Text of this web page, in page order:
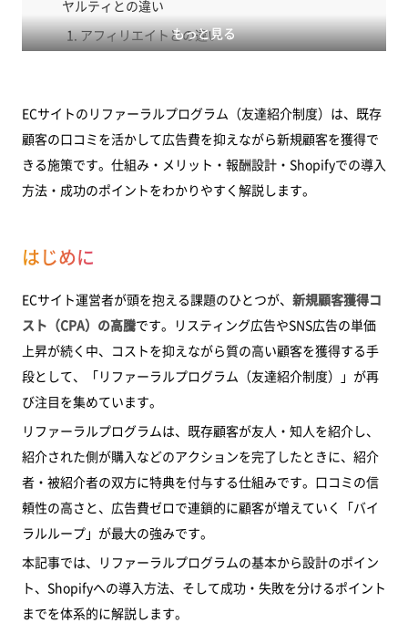
もっと見る
ヤルティとの違い
アフィリエイトとの違い
1. 新規顧客獲得コスト（CPA）を大幅に削減が期
待できる
2. 口コミの信頼性が購買決定を後押しする
4. バイラルループで自律的な成長が生まれる
成功するリファーラルプログラムの設計：6つのポイ
ント
1. 紹介者・被紹介者の双方に報酬を付与する
2. 紹介リンクの発行・共有を極力シンプルにする
3. プログラムのKPIと上限を明確に設定する
4. 顧客満足度が最高潮のタイミングで案内する
5. 不正利用対策を組み込む
6. 継続的にPDCAを回す
Shopifyでリファーラルプログラムを導入する方法
アプリを活用する
ECサイトのリファーラルプログラム（友達紹介制度）は、既存
顧客の口コミを活かして広告費を抑えながら新規顧客を獲得で
きる施策です。仕組み・メリット・報酬設計・Shopifyでの導入
方法・成功のポイントをわかりやすく解説します。
はじめに
ECサイト運営者が頭を抱える課題のひとつが、 新規顧客獲得コ
スト（CPA）の高騰です。リスティング広告やSNS広告の単価
上昇が続く中、コストを抑えながら質の高い顧客を獲得する手
段として、「リファーラルプログラム（友達紹介制度）」が再
び注目を集めています。
リファーラルプログラムは、既存顧客が友人・知人を紹介し、
紹介された側が購入などのアクションを完了したときに、紹介
者・被紹介者の双方に特典を付与する仕組みです。口コミの信
頼性の高さと、広告費ゼロで連鎖的に顧客が増えていく「バイ
ラルループ」が最大の強みです。
本記事では、リファーラルプログラムの基本から設計のポイン
ト、Shopifyへの導入方法、そして成功・失敗を分けるポイント
までを体系的に解説します。